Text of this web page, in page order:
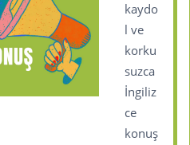
kaydo
l ve
korku
suzca
İngiliz
ce
konuş